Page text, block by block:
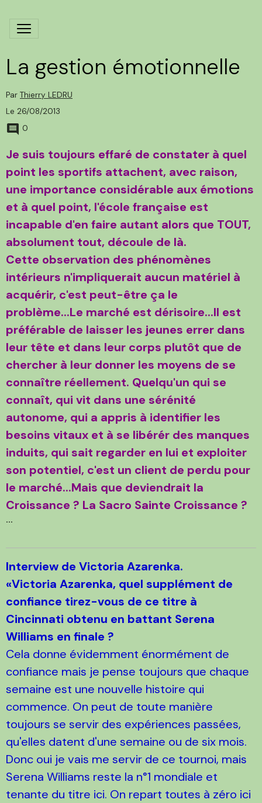
La gestion émotionnelle
Par Thierry LEDRU
Le 26/08/2013
0
Je suis toujours effaré de constater à quel
point les sportifs attachent, avec raison,
une importance considérable aux émotions
et à quel point, l'école française est
incapable d'en faire autant alors que TOUT,
absolument tout, découle de là.
Cette observation des phénomènes
intérieurs n'impliquerait aucun matériel à
acquérir, c'est peut-être ça le
problème...Le marché est dérisoire...Il est
préférable de laisser les jeunes errer dans
leur tête et dans leur corps plutôt que de
chercher à leur donner les moyens de se
connaître réellement. Quelqu'un qui se
connaît, qui vit dans une sérénité
autonome, qui a appris à identifier les
besoins vitaux et à se libérér des manques
induits, qui sait regarder en lui et exploiter
son potentiel, c'est un client de perdu pour
le marché...Mais que deviendrait la
Croissance ? La Sacro Sainte Croissance ?
...
Interview de Victoria Azarenka.
«Victoria Azarenka, quel supplément de
confiance tirez-vous de ce titre à
Cincinnati obtenu en battant Serena
Williams en finale ?
Cela donne évidemment énormément de
confiance mais je pense toujours que chaque
semaine est une nouvelle histoire qui
commence. On peut de toute manière
toujours se servir des expériences passées,
qu'elles datent d'une semaine ou de six mois.
Donc oui je vais me servir de ce tournoi, mais
Serena Williams reste la n°1 mondiale et
tenante du titre ici. On repart toutes à zéro ici